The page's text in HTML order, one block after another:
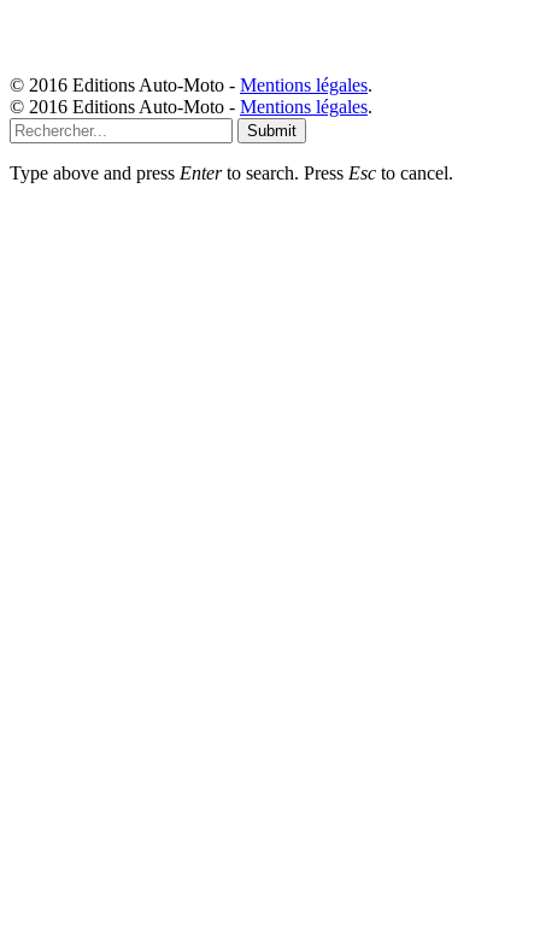
© 2016 Editions Auto-Moto - Mentions légales.
© 2016 Editions Auto-Moto - Mentions légales.
Submit
Type above and press Enterto search. Press Esc to cancel.